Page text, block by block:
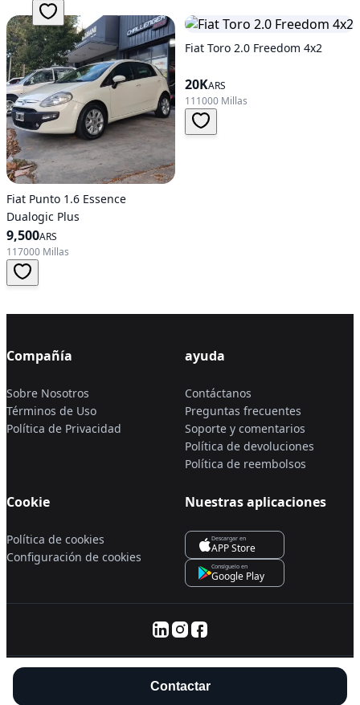
Contactar
Fiat Punto 1.6 Essence
Dualogic Plus
9,500ARS
117000 Millas
Fiat Toro 2.0 Freedom 4x2
20KARS
111000 Millas
Compañía
Sobre Nosotros
Términos de Uso
Política de Privacidad
ayuda
Contáctanos
Preguntas frecuentes
Soporte y comentarios
Política de devoluciones
Política de reembolsos
Cookie
Política de cookies
Configuración de cookies
Nuestras aplicaciones
Descargar en
APP Store
Consíguelo en
Google Play